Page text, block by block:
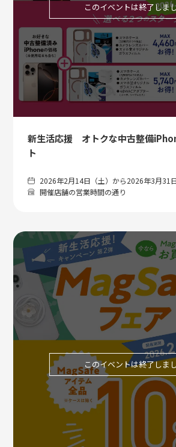
このイベントは終了しま
新生活応援 オトクな中古整備
ト
2026年2月14日（土）から2026年3月31日
開催店舗の営業時間の通り
このイベントは終了しま